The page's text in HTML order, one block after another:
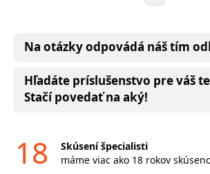
Na otázky odpovádá náš tím
Hľadáte príslušenstvo pre váš
Stačí povedať na aký!
18
Skúsení špecialisti
máme viac ako 18 rokov